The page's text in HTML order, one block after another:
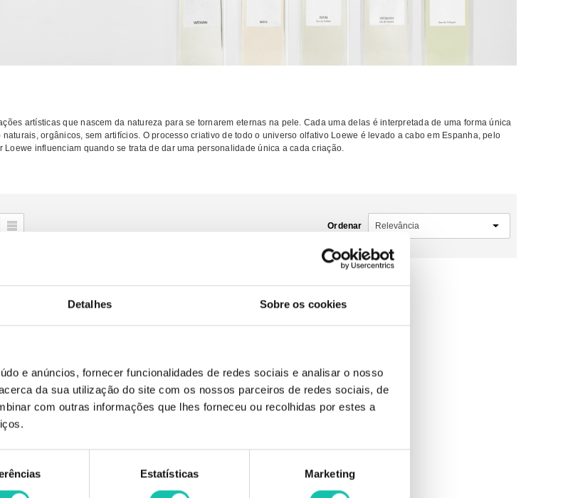
Detalhes Sobre os cookies
e anúncios, fornecer funcionalidades de redes sociais e analisar o nosso
da sua utilização do site com os nossos parceiros de redes sociais, de
com outras informações que lhes forneceu ou recolhidas por estes a
Estatísticas Marketing
artísticas que nascem da natureza para se tornarem eternas na pele. Cada uma delas é interpretada de uma forma única
orgânicos, sem artifícios. O processo criativo de todo o universo olfativo Loewe é levado a cabo em Espanha, pelo
Loewe influenciam quando se trata de dar uma personalidade única a cada criação.
Ordenar
10ml
Agua de Loewe coffret EDT Vap
100ml+EDT20ml+BM50ml 170ml